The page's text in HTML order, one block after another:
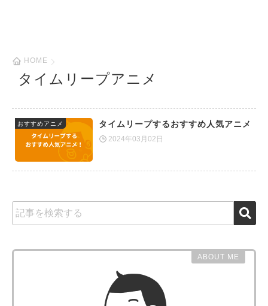
HOME
タイムリープアニメ
タイムリープするおすすめ人気アニメ
2024年03月02日
おすすめアニメ
ABOUT ME